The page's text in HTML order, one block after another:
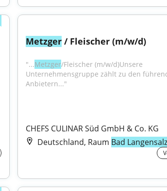
Metzger / Fleischer (m/w/d)
"...Metzger/Fleischer (m/w/d)Unsere
Unternehmensgruppe zählt zu den
Anbietern..."
CHEFS CULINAR Süd GmbH & Co. KG
Deutschland, Raum Bad